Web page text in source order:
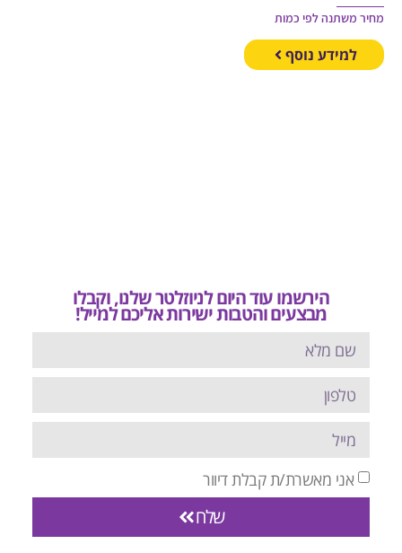
לפי כמות
נוסף
הירשמו עוד היום לניוזלטר שלנו, וקבלו
מבצעים והטבות ישירות אליכם למייל!
אני מאשרת/ת קבלת דיוור